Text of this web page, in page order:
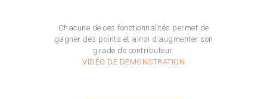
Chacune de ces fonctionnalités permet de
gagner des points et ainsi d’augmenter son
grade de contributeur.
VIDÉO DE DEMONSTRATION